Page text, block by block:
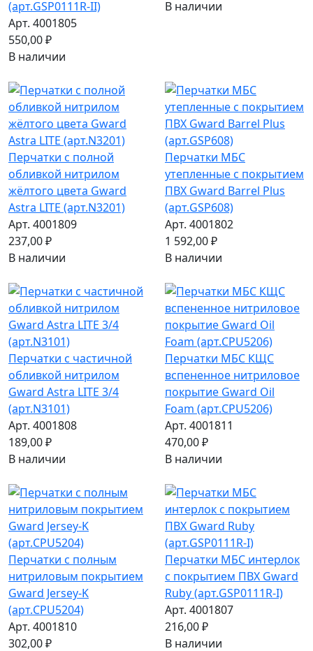
(арт.GSP0111R-II)
Арт. 4001805
550,00 ₽
В наличии
В наличии
Перчатки с полной
обливкой нитрилом
жёлтого цвета Gward
Astra LITE (арт.N3201)
Арт. 4001809
237,00 ₽
В наличии
Перчатки МБС
утепленные с покрытием
ПВХ Gward Barrel Plus
(арт.GSP608)
Арт. 4001802
1 592,00 ₽
В наличии
Перчатки с частичной
обливкой нитрилом
Gward Astra LITE 3/4
(арт.N3101)
Арт. 4001808
189,00 ₽
В наличии
Перчатки МБС КЩС
вспененное нитриловое
покрытие Gward Oil
Foam (арт.CPU5206)
Арт. 4001811
470,00 ₽
В наличии
Перчатки c полным
нитриловым покрытием
Gward Jersey-K
(арт.CPU5204)
Арт. 4001810
302,00 ₽
Перчатки МБС интерлок
с покрытием ПВХ Gward
Ruby (арт.GSP0111R-I)
Арт. 4001807
216,00 ₽
В наличии